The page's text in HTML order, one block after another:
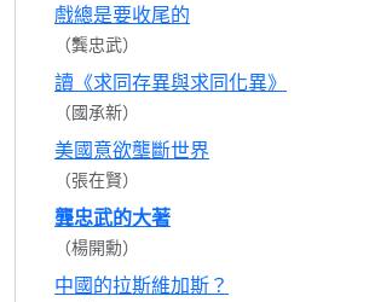
戲總是要收尾的
（龔忠武）
讀《求同存異與求同化異》
（國承新）
美國意欲壟斷世界
（張在賢）
龔忠武的大著
（楊開勳）
中國的拉斯維加斯？